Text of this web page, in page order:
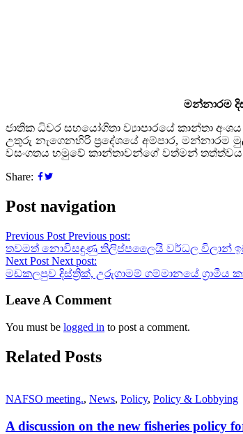
මන්නාරම
ජාතික ධිවර සහයෝගිතා ව්‍යාපාරයේ කාන්තා
උතුරු නැගෙනහිරි ප්‍රදේශයේ අම්පාර,
වසංගතය හමුවේ කාන්තාවන්ගේ වත්මන්
Share:
Post navigation
Previous Post Previous post:
තවමත් නොවිසඳුණු තිලිප්පලෛයි වර්ධල විලාන් ඉඩම්
Next Post Next post:
මඩකලපුව දිස්ත්‍රික්, උරුගාමම් ගම්මානයේ ග්‍රාමීය
Leave A Comment
You must be logged in to post a comment.
Related Posts
NAFSO meeting., News, Policy, Policy & Lobbying
A discussion on the new fisheries policy